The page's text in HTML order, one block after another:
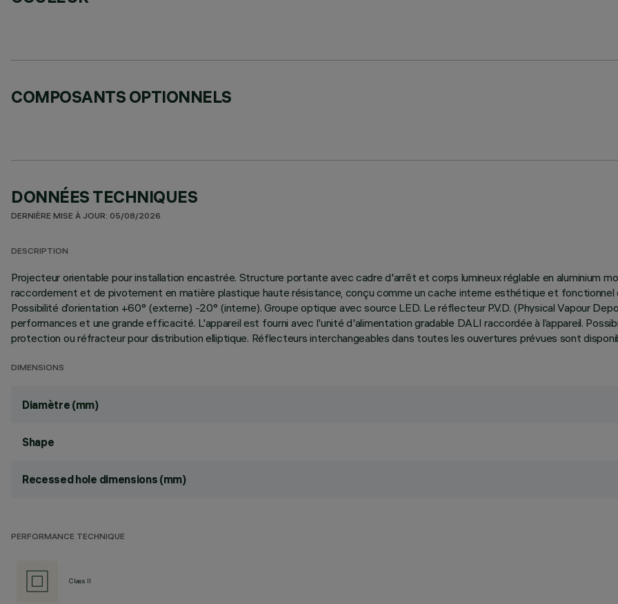
COMPOSANTS OPTIONNELS
DONNÉES TECHNIQUES
DERNIÈRE MISE À JOUR: 05/08/2026
DESCRIPTION
Projecteur orientable pour installation encastrée. Structure portante avec cadre d'arrêt et corps lumineux réglable en aluminium
raccordement et de pivotement en matière plastique haute résistance, conçu comme un cache interne esthétique et
Possibilité d’orientation +60° (externe) -20° (interne). Groupe optique avec source LED. Le réflecteur P.V.D. (Physical Vapour
performances et une grande efficacité. L'appareil est fourni avec l'unité d'alimentation gradable DALI raccordée à l’appareil.
protection ou réfracteur pour distribution elliptique. Réflecteurs interchangeables dans toutes les ouvertures prévues sont
DIMENSIONS
Diamètre (mm)
Shape
Recessed hole dimensions (mm)
PERFORMANCE TECHNIQUE
Class II